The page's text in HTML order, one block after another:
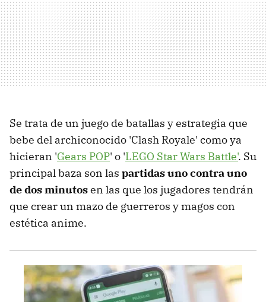
Se trata de un juego de batallas y estrategia que
bebe del archiconocido 'Clash Royale' como ya
hicieran 'Gears POP' o 'LEGO Star Wars Battle'. Su
principal baza son las partidas uno contra uno
de dos minutosen las que los jugadores tendrán
que crear un mazo de guerreros y magos con
estética anime.